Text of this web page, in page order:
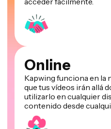
Online
Kapwing funciona en la
que tus vídeos irán allá
utilizarlo en cualquier
contenido desde